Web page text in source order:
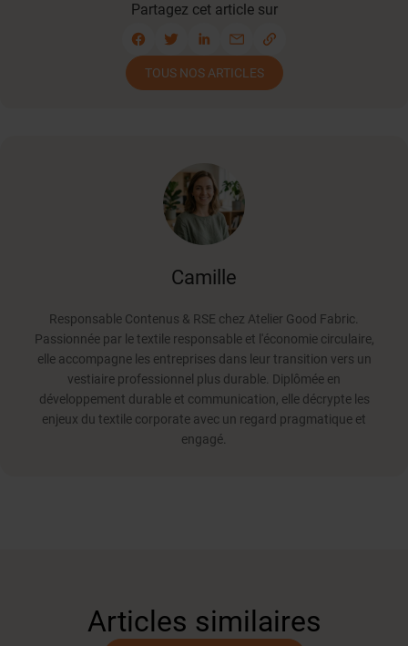
Partagez cet article sur
TOUS NOS ARTICLES
Camille
Responsable Contenus & RSE chez Atelier Good Fabric.
Passionnée par le textile responsable et l'économie circulaire,
elle accompagne les entreprises dans leur transition vers un
vestiaire professionnel plus durable. Diplômée en
développement durable et communication, elle décrypte les
enjeux du textile corporate avec un regard pragmatique et
engagé.
Articles similaires